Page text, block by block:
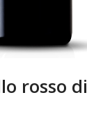
rosso di